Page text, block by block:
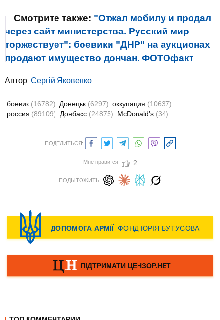
Смотрите также: "Отжал мобилу и продал
через сайт министерства. Русский мир
торжествует": боевики "ДНР" на аукционах
продают имущество дончан. ФОТОфакт
Автор: Сергій Яковенко
боевик (16782) Донецьк (6297) оккупация (10637)
россия (89109) Донбасс (24875) McDonald’s (34)
ПОДЕЛИТЬСЯ:
Мне нравится 2
ПОДЫТОЖИТЬ: